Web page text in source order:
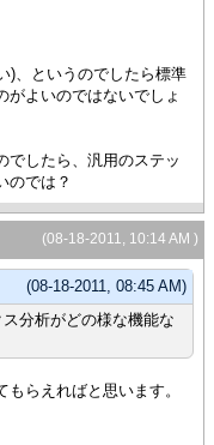
)、というのでしたら標準
がよいのではないでしょ
でしたら、汎用のステッ
のでは？
(08-18-2011, 10:14 AM )
(08-18-2011, 08:45 AM)
分析がどの様な機能な
らえればと思います。